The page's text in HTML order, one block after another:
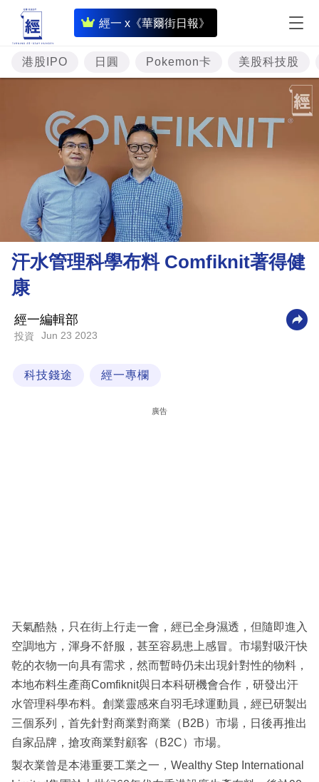
經一 x《華爾街日報》
即
時
財
經
題
投
資
樓
市
理
財
科
區
港股IPO 日圓 Pokemon卡 美股科技股
汗水管理科學布料 Comfiknit著得健
康
經一編輯部
投資 Jun 23 2023
科技錢途 經一專欄
廣告
天氣酷熱，只在街上行走一會，經已全身濕透，但隨即進入
空調地方，渾身不舒服，甚至容易患上感冒。市場對吸汗快
乾的衣物一向具有需求，然而暫時仍未出現針對性的物料，
本地布料生產商Comfiknit與日本科研機會合作，研發出汗
水管理科學布料。創業靈感來自羽毛球運動員，經已研製出
三個系列，首先針對商業對商業（B2B）市場，日後再推出
自家品牌，搶攻商業對顧客（B2C）市場。
製衣業曾是本港重要工業之一，Wealthy Step International